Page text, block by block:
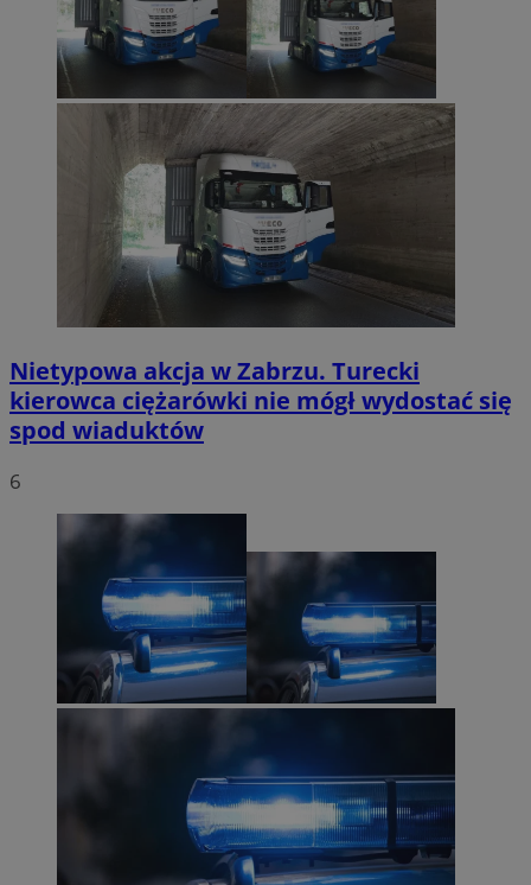
Nietypowa akcja w Zabrzu. Turecki
kierowca ciężarówki nie mógł wydostać się
spod wiaduktów
6